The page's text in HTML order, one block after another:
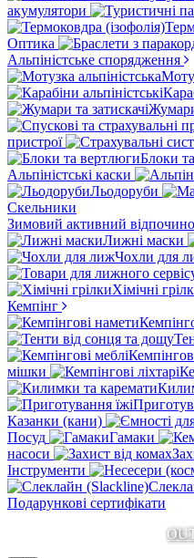
акумулятори
Оптика
Альпіністське спорядження
Жумари
пристрої
Блоки
Альпіністські каски
Льодоруби
Скельники
Зимовий активний
Лижні маски
Чохли для
Хімічні
Кемпінг
мішки
Казанки (кани)
Посуд
Гамаки
насоси
Інструменти
Подарункові сертифікати